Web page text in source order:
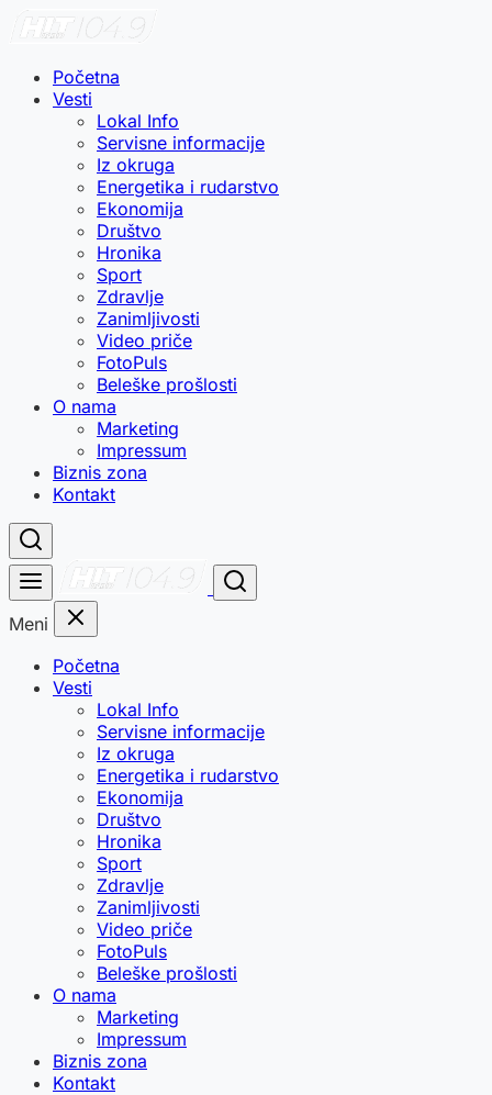
Početna
Vesti
Lokal Info
Servisne informacije
Iz okruga
Energetika i rudarstvo
Ekonomija
Društvo
Hronika
Sport
Zdravlje
Zanimljivosti
Video priče
FotoPuls
Beleške prošlosti
O nama
Marketing
Impressum
Biznis zona
Kontakt
Meni
Početna
Vesti
Lokal Info
Servisne informacije
Iz okruga
Energetika i rudarstvo
Ekonomija
Društvo
Hronika
Sport
Zdravlje
Zanimljivosti
Video priče
FotoPuls
Beleške prošlosti
O nama
Marketing
Impressum
Biznis zona
Kontakt